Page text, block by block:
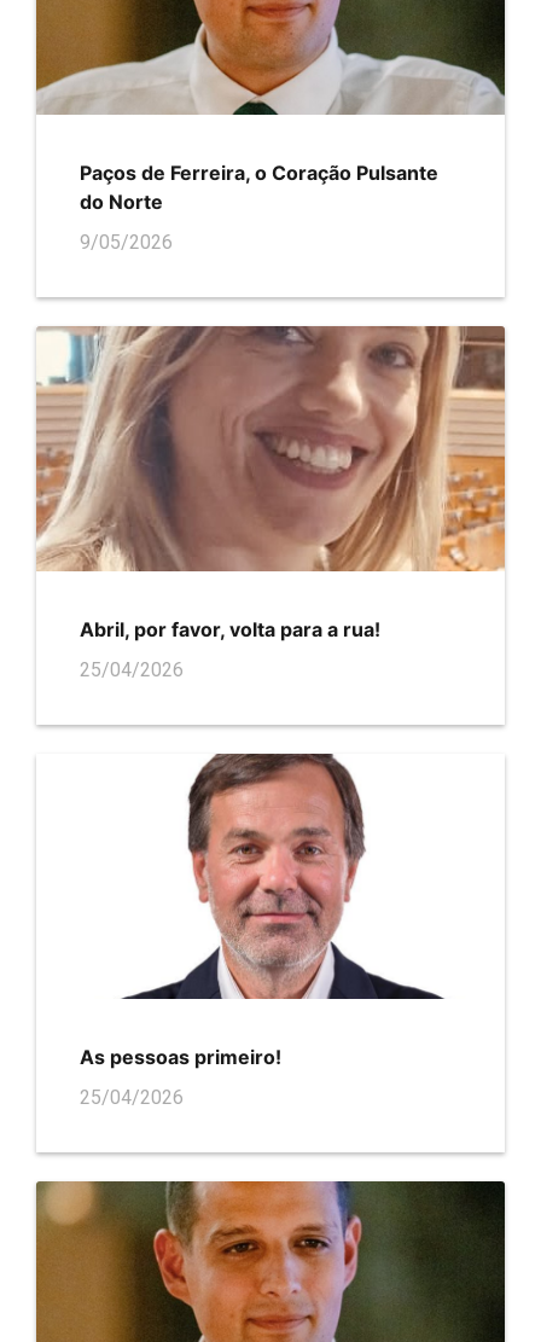
Paços de Ferreira, o Coração Pulsante
do Norte
9/05/2026
Abril, por favor, volta para a rua!
25/04/2026
As pessoas primeiro!
25/04/2026